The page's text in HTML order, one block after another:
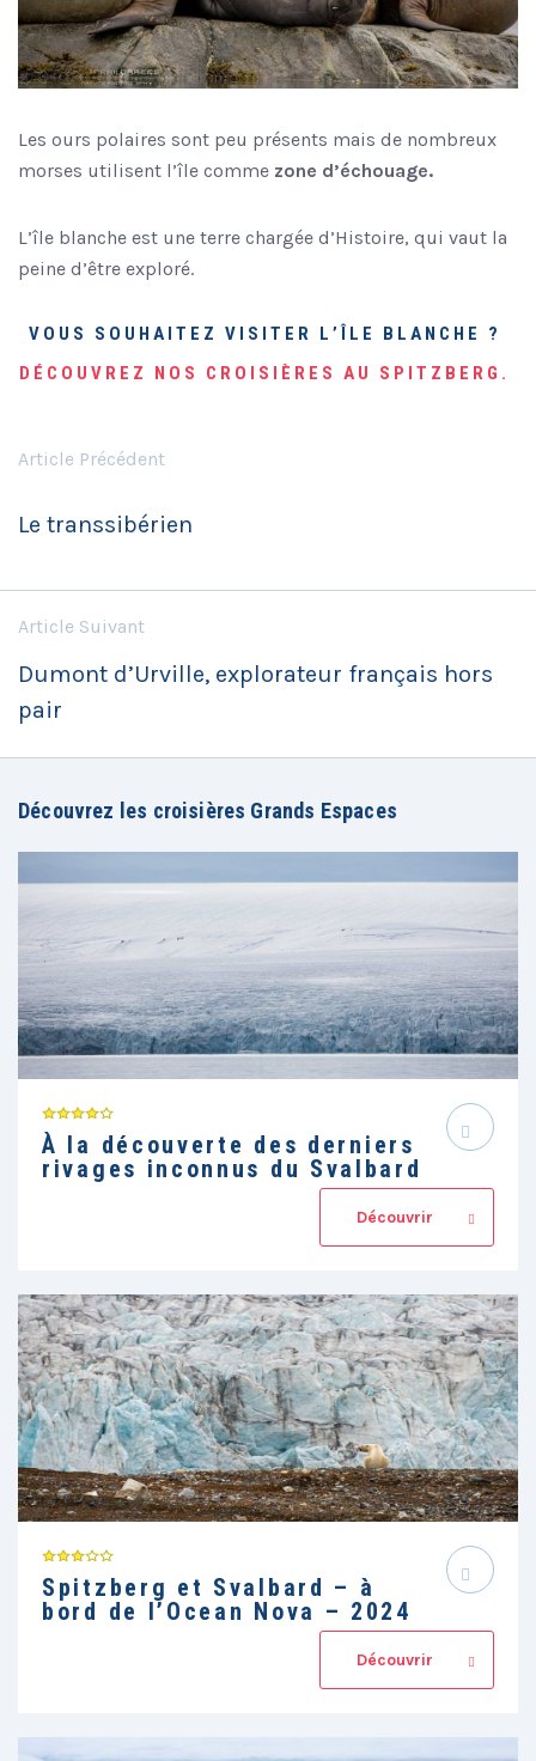
Les ours polaires sont peu présents mais de nombreux
morses utilisent l’île comme zone d’échouage.
L’île blanche est une terre chargée d’Histoire, qui vaut la
peine d’être exploré.
VOUS SOUHAITEZ VISITER L’ÎLE BLANCHE ?
DÉCOUVREZ NOS CROISIÈRES AU SPITZBERG.
Article Précédent
Le transsibérien
Article Suivant
Dumont d’Urville, explorateur français hors
pair
Découvrez les croisières Grands Espaces
À la découverte des derniers
rivages inconnus du Svalbard
Découvrir
Spitzberg et Svalbard – à
bord de l’Ocean Nova – 2024
Découvrir